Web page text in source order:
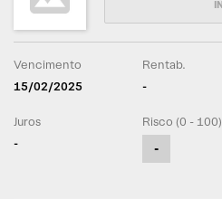
Vencimento
15/02/2025
Rentab.
-
Juros
-
Risco (0 - 100)
-